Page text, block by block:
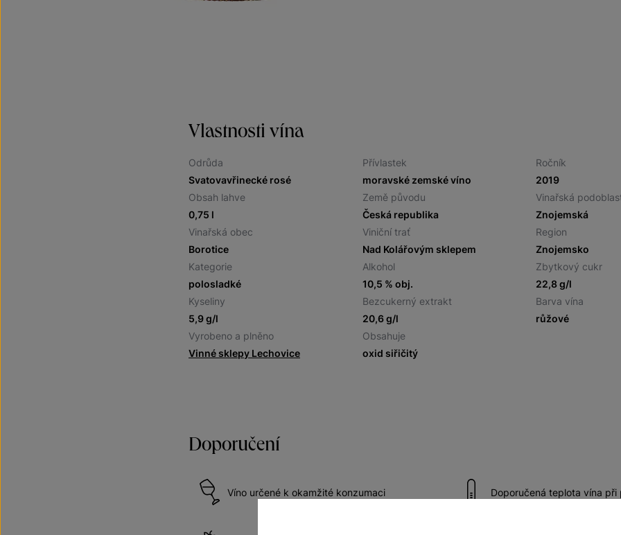
Vlastnosti vína
Odrůda
Svatovavřinecké rosé
Přívlastek
moravské zemské víno
Ročník
2019
Obsah lahve
0,75 l
Země původu
Česká republika
Vinařská
Znojemská
Vinařská obec
Borotice
Viniční trať
Nad Kolářovým sklepem
Region
Znojemsko
Kategorie
polosladké
Alkohol
10,5 % obj.
Zbytkový cukr
22,8 g/l
Kyseliny
5,9 g/l
Bezcukerný extrakt
20,6 g/l
Barva vína
růžové
Vyrobeno a plněno
Vinné sklepy Lechovice
Obsahuje
oxid siřičitý
Doporučení
Víno určené k okamžité konzumaci Doporučená teplota vína při